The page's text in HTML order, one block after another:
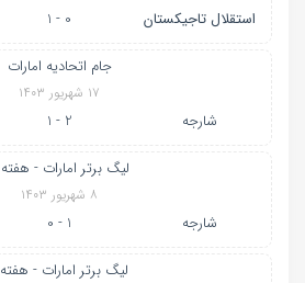
استقلال تاجیکستان 0 - 1
جام اتحادیه امارات
۱۷ شهریور ۱۴۰۳
شارجه 2 - 1
لیگ برتر امارات - هفته 2
۸ شهریور ۱۴۰۳
شارجه 1 - 0
لیگ برتر امارات - هفته 1